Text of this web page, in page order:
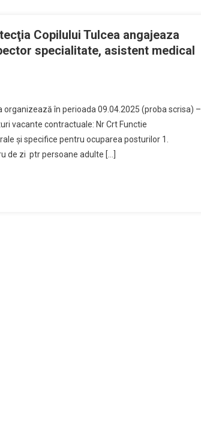
Copilului Tulcea angajeaza
specialitate, asistent medical
în perioada 09.04.2025 (proba scrisa) –
vacante contractuale: Nr Crt Functie
şi specifice pentru ocuparea posturilor 1.
de zi ptr persoane adulte […]